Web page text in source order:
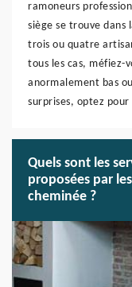
ramoneurs
siège se trouve dans
trois ou quatre
tous les cas, méfiez-
anormalement bas
surprises, optez pour
Quels sont les
proposées par
cheminée ?